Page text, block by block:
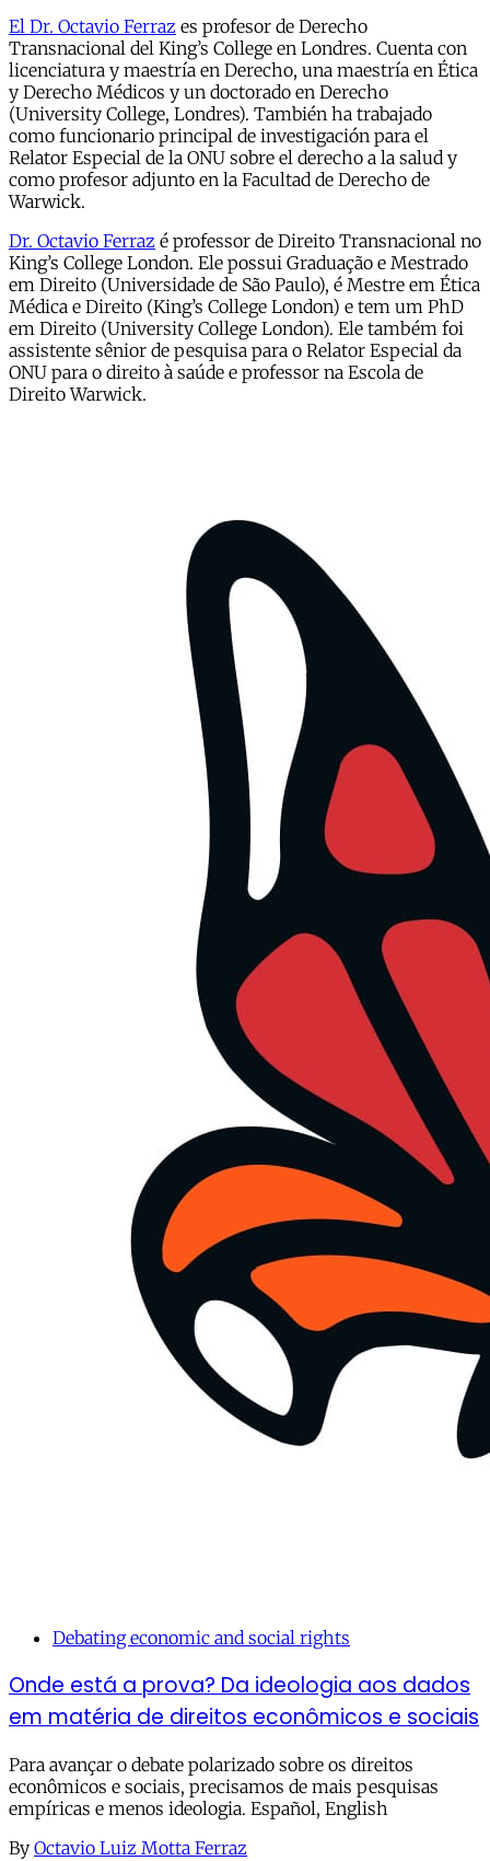
El Dr. Octavio Ferraz es profesor de Derecho
Transnacional del King’s College en Londres. Cuenta con
licenciatura y maestría en Derecho, una maestría en Ética
y Derecho Médicos y un doctorado en Derecho
(University College, Londres). También ha trabajado
como funcionario principal de investigación para el
Relator Especial de la ONU sobre el derecho a la salud y
como profesor adjunto en la Facultad de Derecho de
Warwick.
Dr. Octavio Ferraz é professor de Direito Transnacional no
King’s College London. Ele possui Graduação e Mestrado
em Direito (Universidade de São Paulo), é Mestre em Ética
Médica e Direito (King’s College London) e tem um PhD
em Direito (University College London). Ele também foi
assistente sênior de pesquisa para o Relator Especial da
ONU para o direito à saúde e professor na Escola de
Direito Warwick.
Debating economic and social rights
Onde está a prova? Da ideologia aos dados
em matéria de direitos econômicos e sociais
Para avançar o debate polarizado sobre os direitos
econômicos e sociais, precisamos de mais pesquisas
empíricas e menos ideologia. Español, English
By Octavio Luiz Motta Ferraz